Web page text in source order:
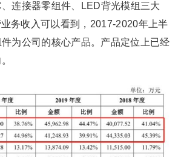
连接器零组件、LED背光模组三大
务收入可以看到，2017-2020年上半
为公司的核心产品。产品定位上已经